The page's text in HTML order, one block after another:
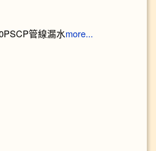
管線漏水more...